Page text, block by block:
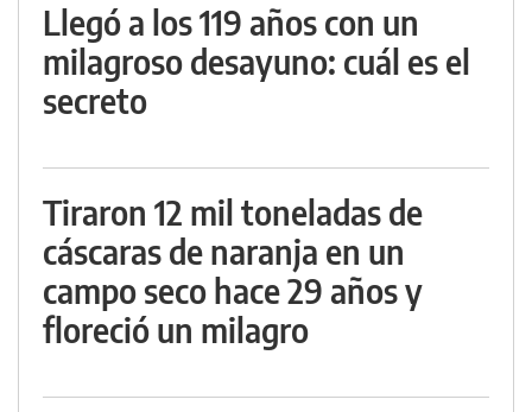
Llegó a los 119 años con un
milagroso desayuno: cuál es el
secreto
Tiraron 12 mil toneladas de
cáscaras de naranja en un
campo seco hace 29 años y
floreció un milagro